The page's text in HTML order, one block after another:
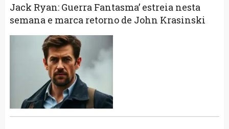
Jack Ryan: Guerra Fantasma’ estreia nesta
semana e marca retorno de John Krasinski